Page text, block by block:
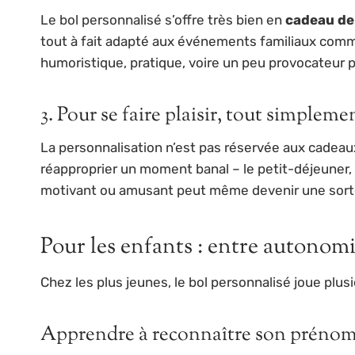
Le bol personnalisé s’offre très bien en cadeau
tout à fait adapté aux événements familiaux
humoristique, pratique, voire un peu provocateur
3. Pour se faire plaisir, tout
La personnalisation n’est pas réservée aux
réapproprier un moment banal – le petit-
motivant ou amusant peut même devenir une
Pour les enfants : entre
Chez les plus jeunes, le bol personnalisé joue
Apprendre à reconnaître son